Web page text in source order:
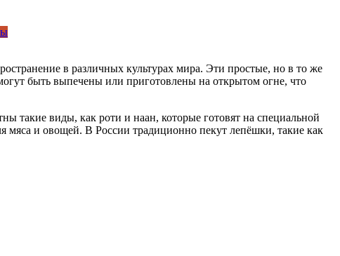
в различных культурах мира. Эти простые, но в то же
быть выпечены или приготовлены на открытом огне, что
такие виды, как роти и наан, которые готовят на специальной
мяса и овощей. В России традиционно пекут лепёшки, такие как